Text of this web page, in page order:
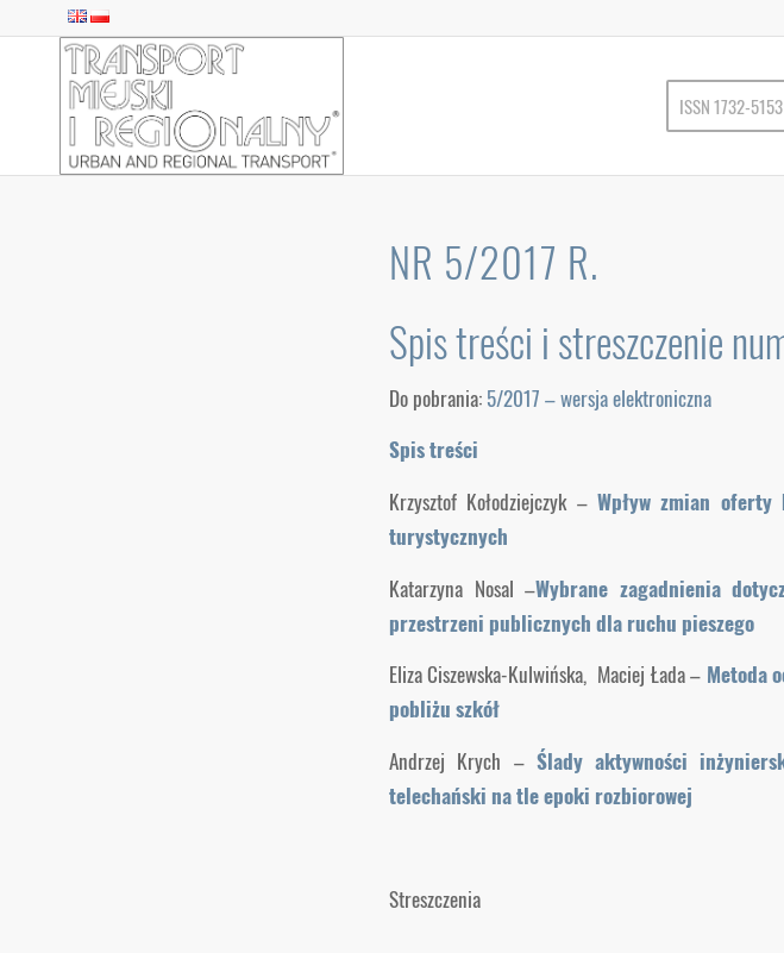
ISSN 1732-5153
NR 5/2017 R.
Spis treści i streszczenie
Do pobrania:5/2017 – wersja elektroniczna
Spis treści
Krzysztof Kołodziejczyk –Wpływ zmian oferty
turystycznych
Katarzyna Nosal –Wybrane zagadnienia
przestrzeni publicznych dla ruchu pieszego
Eliza Ciszewska-Kulwińska, Maciej Łada – Metoda
pobliżu szkół
Andrzej Krych –Ślady aktywności
telechański na tle epoki rozbiorowej
Streszczenia